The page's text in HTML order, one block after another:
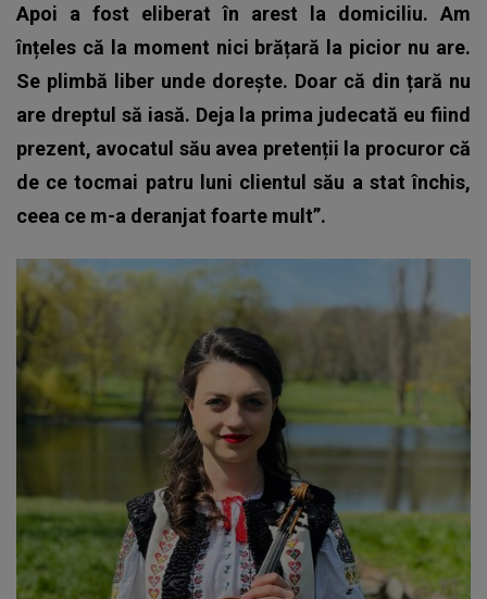
Apoi a fost eliberat în arest la domiciliu. Am
înțeles că la moment nici brățară la picior nu are.
Se plimbă liber unde dorește. Doar că din țară nu
are dreptul să iasă. Deja la prima judecată eu fiind
prezent, avocatul său avea pretenții la procuror că
de ce tocmai patru luni clientul său a stat închis,
ceea ce m-a deranjat foarte mult”.